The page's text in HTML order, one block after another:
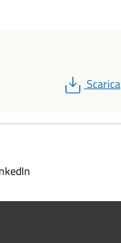
PDF
Scarica